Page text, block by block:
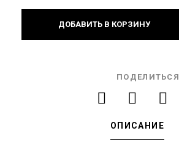
ДОБАВИТЬ В КОРЗИНУ
ПОДЕЛИТЬСЯ
ОПИСАНИЕ